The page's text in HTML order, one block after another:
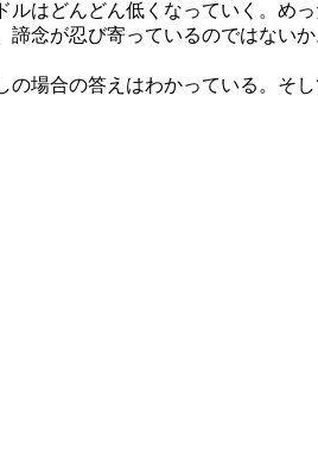
はどんどん低くなっていく。めっ
が忍び寄っているのではない
合の答えはわかっている。そし